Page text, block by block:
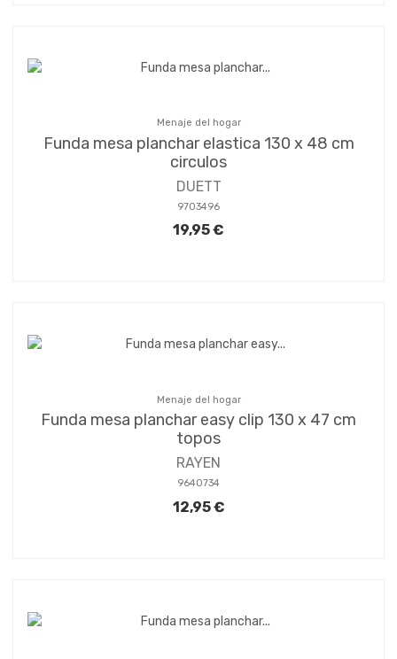
Menaje del hogar
Funda mesa planchar elastica 130 x 48 cm
circulos
DUETT
9703496
19,95 €
Menaje del hogar
Funda mesa planchar easy clip 130 x 47 cm
topos
RAYEN
9640734
12,95 €